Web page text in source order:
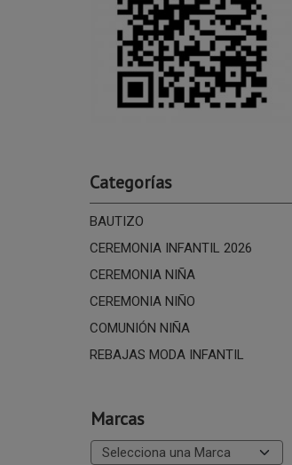
Categorías
BAUTIZO
CEREMONIA INFANTIL 2026
CEREMONIA NIÑA
CEREMONIA NIÑO
COMUNIÓN NIÑA
REBAJAS MODA INFANTIL
Marcas